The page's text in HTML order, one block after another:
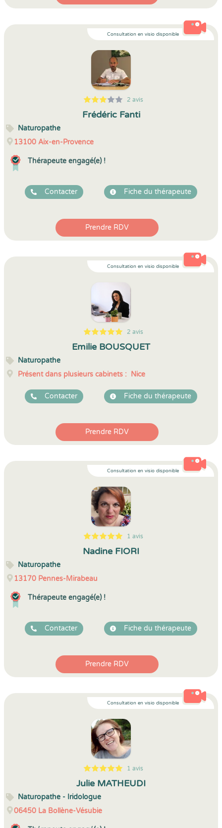
Consultation en visio disponible
5
1
3
2 2 avis
Frédéric Fanti
Naturopathe
13100 Aix-en-Provence
Thérapeute engagé(e) !
Contacter Fiche du thérapeute
Prendre RDV
Consultation en visio disponible
5
1
5
2 2 avis
Emilie BOUSQUET
Naturopathe
Présent dans plusieurs cabinets : Nice
Contacter Fiche du thérapeute
Prendre RDV
Consultation en visio disponible
5
1
5
1 1 avis
Nadine FIORI
Naturopathe
13170 Pennes-Mirabeau
Thérapeute engagé(e) !
Contacter Fiche du thérapeute
Prendre RDV
Consultation en visio disponible
5
1
5
1 1 avis
Julie MATHEUDI
Naturopathe - Iridologue
06450 La Bollène-Vésubie